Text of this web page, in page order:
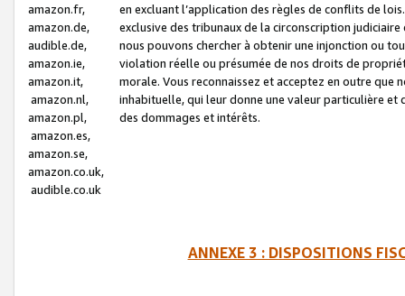
amazon.fr,
amazon.de,
audible.de,
amazon.ie,
amazon.it,
amazon.nl,
amazon.pl,
amazon.es,
amazon.se,
amazon.co.uk,
audible.co.uk
en excluant l’application des règles de conflits de
exclusive des tribunaux de la circonscription
nous pouvons chercher à obtenir une injonction ou
violation réelle ou présumée de nos droits de
morale. Vous reconnaissez et acceptez en outre que
inhabituelle, qui leur donne une valeur particulière
des dommages et intérêts.
ANNEXE 3 : DISPOSITIONS